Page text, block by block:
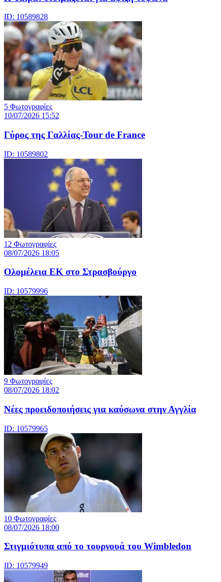
ID: 10589828
5 Φωτογραφίες
10/07/2026 15:52
Γύρος της Γαλλίας-Tour de France
ID: 10589802
12 Φωτογραφίες
08/07/2026 18:05
Ολομέλεια ΕΚ στο Στρασβούργο
ID: 10579996
9 Φωτογραφίες
08/07/2026 18:02
Νέες προειδοποιήσεις για καύσωνα στην Αγγλία
ID: 10579965
10 Φωτογραφίες
08/07/2026 18:00
Στιγμιότυπα από το τουρνουά του Wimbledon
ID: 10579949